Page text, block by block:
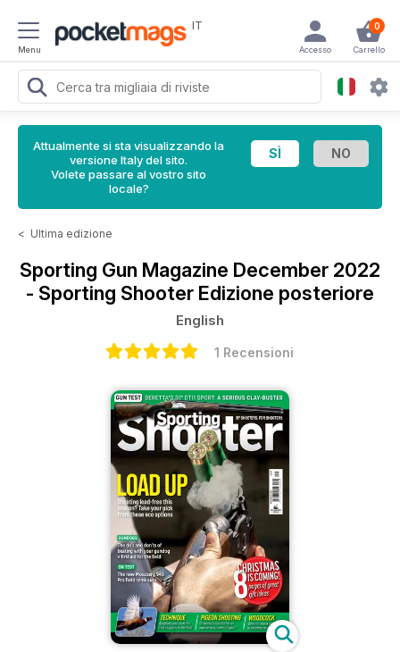
Menu
IT 0
Carrello
Accesso
Attualmente si sta visualizzando la
versione Italy del sito.
Volete passare al vostro sito
locale?
< Ultima edizione
Sporting Gun Magazine December 2022
- Sporting Shooter Edizione posteriore
English
1 Recensioni